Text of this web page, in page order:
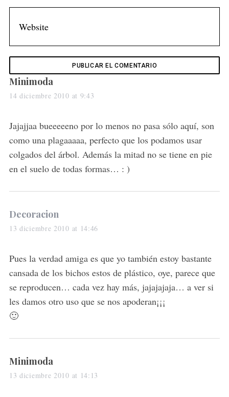
s
a
s
:
Minimoda
14 diciembre 2010 at 9:43
Jajajjaa bueeeeeno por lo menos no pasa sólo aquí, son
como una plagaaaaa, perfecto que los podamos usar
colgados del árbol. Además la mitad no se tiene en pie
en el suelo de todas formas… : )
s
a
s
:
Decoracion
13 diciembre 2010 at 14:46
Pues la verdad amiga es que yo también estoy bastante
cansada de los bichos estos de plástico, oye, parece que
se reproducen… cada vez hay más, jajajajaja… a ver si
les damos otro uso que se nos apoderan¡¡¡
🙂
s
a
Minimoda
13 diciembre 2010 at 14:13